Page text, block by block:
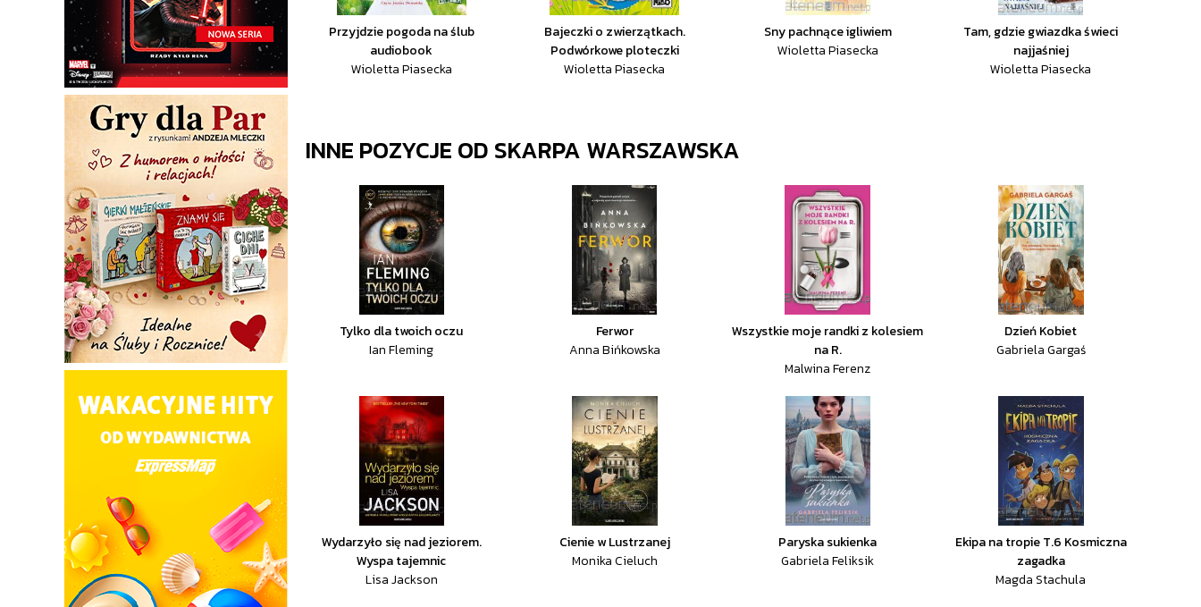
Przyjdzie pogoda na ślub
audiobook
Wioletta Piasecka
Bajeczki o zwierzątkach.
Podwórkowe ploteczki
Wioletta Piasecka
Sny pachnące igliwiem
Wioletta Piasecka
Tam, gdzie gwiazdka świeci
najjaśniej
Wioletta Piasecka
INNE POZYCJE OD SKARPA WARSZAWSKA
Tylko dla twoich oczu
Ian Fleming
Ferwor
Anna Bińkowska
Wszystkie moje randki z kolesiem
na R.
Malwina Ferenz
Dzień Kobiet
Gabriela Gargaś
Wydarzyło się nad jeziorem.
Wyspa tajemnic
Lisa Jackson
Cienie w Lustrzanej
Monika Cieluch
Paryska sukienka
Gabriela Feliksik
Ekipa na tropie T.6 Kosmiczna
zagadka
Magda Stachula